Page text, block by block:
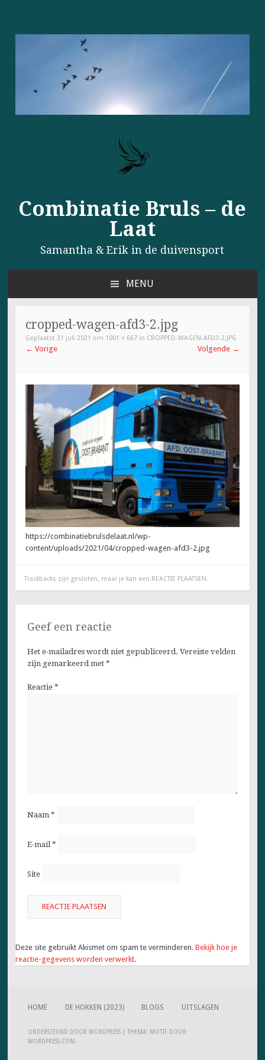
Combinatie Bruls – de
Laat
Samantha & Erik in de duivensport
MENU
SPRINGEN
cropped-wagen-afd3-2.jpg
Geplaatst31 juli 2021 om 1001 × 667 in CROPPED-WAGEN-AFD3-2.JPG
← Vorige Volgende →
https://combinatiebrulsdelaat.nl/wp-
content/uploads/2021/04/cropped-wagen-afd3-2.jpg
Trackbacks zijn gesloten, maar je kan een REACTIE PLAATSEN.
Geef een reactie
Het e-mailadres wordt niet gepubliceerd. Vereiste velden
zijn gemarkeerd met *
Reactie *
Naam *
E-mail*
Site
Deze site gebruikt Akismet om spam te verminderen. Bekijk hoe je
reactie-gegevens worden verwerkt.
HOME DE HOKKEN (2023) BLOGS UITSLAGEN
ONDERSTEUND DOOR WORDPRESS |THEMA: MOTIF DOOR
WORDPRESS.COM .